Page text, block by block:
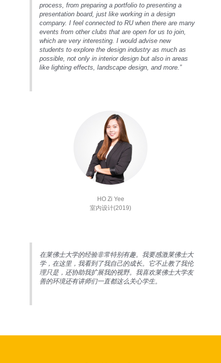
process, from preparing a portfolio to presenting a
presentation board, just like working in a design
company. I feel connected to RU when there are many
events from other clubs that are open for us to join,
which are very interesting. I would advise new
students to explore the design industry as much as
possible, not only in interior design but also in areas
like lighting effects, landscape design, and more.”
HO Zi Yee
室内设计(2019)
在莱佛士大学的经验非常特别有趣。我要感激莱佛士大
学，在这里，我看到了我自己的成长。它不止教了我伦
理只是，还协助我扩展我的视野。我喜欢莱佛士大学友
善的环境还有讲师们一直都这么关心学生。